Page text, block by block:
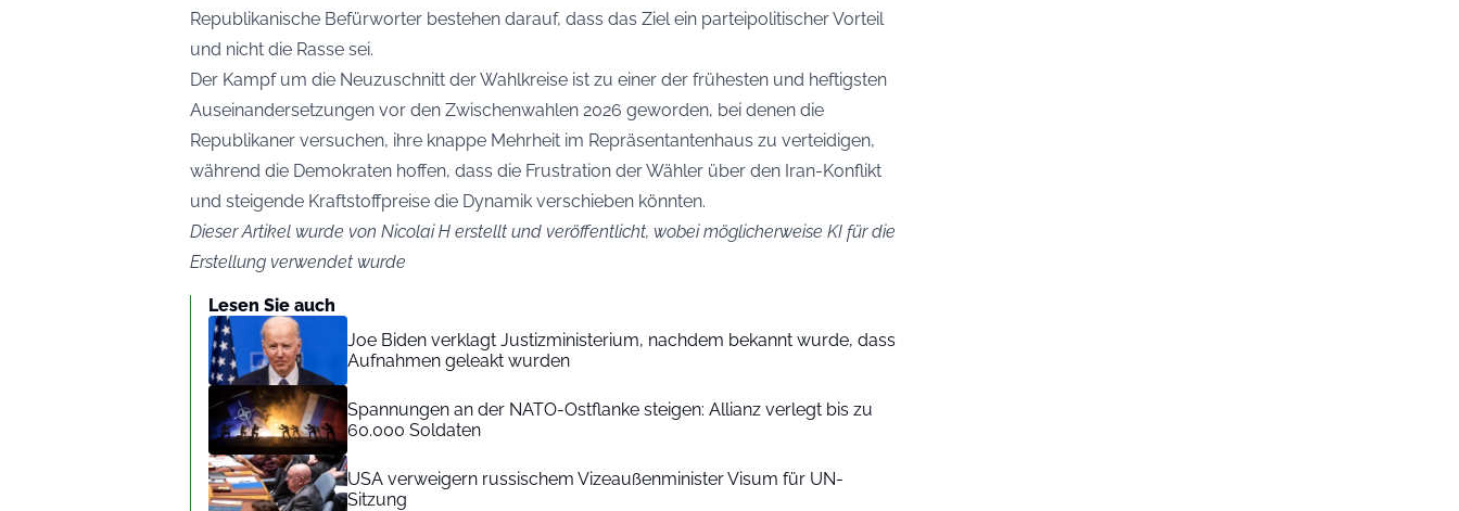
Republikanische Befürworter bestehen darauf, dass das Ziel ein parteipolitischer Vorteil
und nicht die Rasse sei.
Der Kampf um die Neuzuschnitt der Wahlkreise ist zu einer der frühesten und heftigsten
Auseinandersetzungen vor den Zwischenwahlen 2026 geworden, bei denen die
Republikaner versuchen, ihre knappe Mehrheit im Repräsentantenhaus zu verteidigen,
während die Demokraten hoffen, dass die Frustration der Wähler über den Iran-Konflikt
und steigende Kraftstoffpreise die Dynamik verschieben könnten.
Dieser Artikel wurde von Nicolai H erstellt und veröffentlicht, wobei möglicherweise KI für die
Erstellung verwendet wurde
Lesen Sie auch
Joe Biden verklagt Justizministerium, nachdem bekannt wurde, dass
Aufnahmen geleakt wurden
Spannungen an der NATO-Ostflanke steigen: Allianz verlegt bis zu
60.000 Soldaten
USA verweigern russischem Vizeaußenminister Visum für UN-
Sitzung